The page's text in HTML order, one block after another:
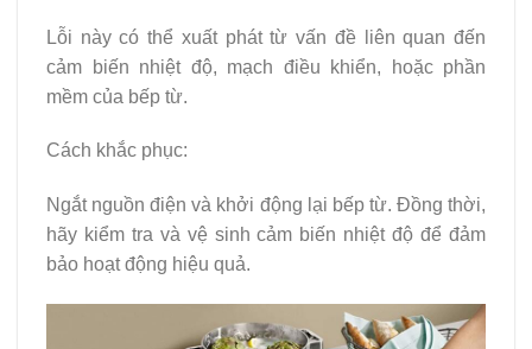
Lỗi này có thể xuất phát từ vấn đề liên quan đến
cảm biến nhiệt độ, mạch điều khiển, hoặc phần
mềm của bếp từ.
Cách khắc phục:
Ngắt nguồn điện và khởi động lại bếp từ. Đồng thời,
hãy kiểm tra và vệ sinh cảm biến nhiệt độ để đảm
bảo hoạt động hiệu quả.